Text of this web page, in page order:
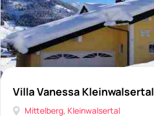
Villa Vanessa Kleinwalsertal
Mittelberg, Kleinwalsertal